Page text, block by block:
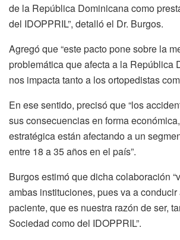
de la República Dominicana como
del IDOPPRIL”, detalló el Dr. Burgos.
Agregó que “este pacto pone sobre la
problemática que afecta a la República
nos impacta tanto a los ortopedistas
En ese sentido, precisó que “los
sus consecuencias en forma
estratégica están afectando a un
entre 18 a 35 años en el país”.
Burgos estimó que dicha colaboración
ambas instituciones, pues va a
paciente, que es nuestra razón de ser,
Sociedad como del IDOPPRIL”.